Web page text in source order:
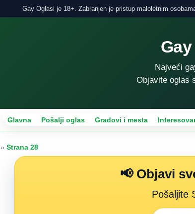
Gay Oglasi je 18+. Zabranjen je pristup maloletnim
Najveći
Objavite oglas
Glavna Pošalji oglas Gradovi i mesta
» Strana 28
📢 Objavi
Pošaljite